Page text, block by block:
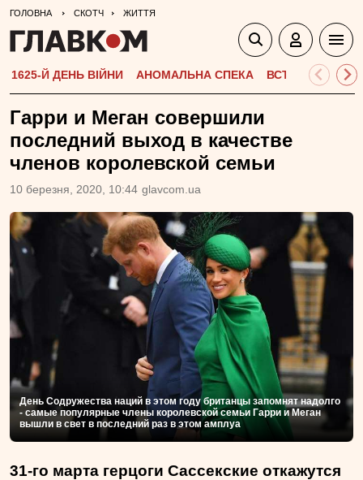
ГОЛОВНА СКОТЧ ЖИТТЯ
1625-Й ДЕНЬ ВІЙНИ АНОМАЛЬНА СПЕКА ВСТУПНА
Гарри и Меган совершили
последний выход в качестве
членов королевской семьи
10 березня, 2020, 10:44 glavcom.ua
День Содружества наций в этом году британцы запомнят надолго
- самые популярные члены королевской семьи Гарри и Меган
вышли в свет в последний раз в этом амплуа
31-го марта герцоги Сассекские откажутся